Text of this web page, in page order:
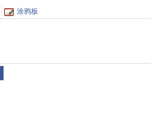
涂鸦板